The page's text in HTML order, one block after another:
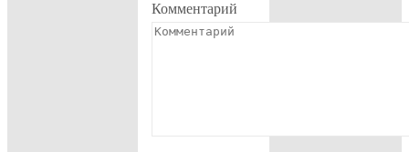
Комментарий